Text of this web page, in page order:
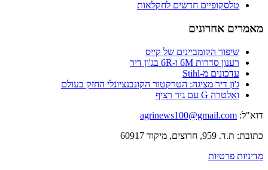
טלסקופיים חדשים לחקלאות
מאמרים אחרונים
שיפור הקומביינים של קייס
רענון סדרות 6M ו-6R בג'ון דיר
עדכונים מ-Stihl
ג'ון דיר מציגה: הטרקטור הקונבנציונלי החזק בעולם
ואלטרה G עם גיר רציף
דוא"ל: agrinews100@gmail.com
כתובת: ת.ד. 959, חרוצים, מיקוד 60917
מדיניות פרטיות